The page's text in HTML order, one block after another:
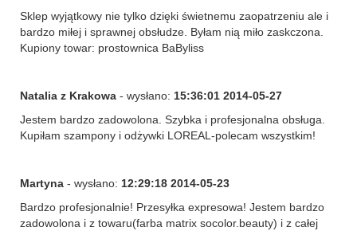
Sklep wyjątkowy nie tylko dzięki świetnemu zaopatrzeniu ale i
bardzo miłej i sprawnej obsłudze. Byłam nią miło zaskczona.
Kupiony towar: prostownica BaByliss
Natalia z Krakowa - wysłano: 15:36:01 2014-05-27
Jestem bardzo zadowolona. Szybka i profesjonalna obsługa.
Kupiłam szampony i odżywki LOREAL-polecam wszystkim!
Martyna - wysłano: 12:29:18 2014-05-23
Bardzo profesjonalnie! Przesyłka expresowa! Jestem bardzo
zadowolona i z towaru(farba matrix socolor.beauty) i z całej